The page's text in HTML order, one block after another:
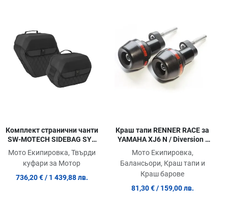
продукт
View Quick View
Комплект странични чанти
SW-MOTECH SIDEBAG SYS
LEGEND LH2/LH. Honda
CMX1100 Rebel SC87 (24-
26).
Мото Екипировка, Твърди
куфари за Мотор
736,20 €/ 1 439,88 лв.
Краш тапи RENNER RACE за
YAMAHA XJ6 N / Diversion -
T10424
Мото Екипировка,
Балансьори, Краш тапи и
Краш барове
81,30 € / 159,00 лв.